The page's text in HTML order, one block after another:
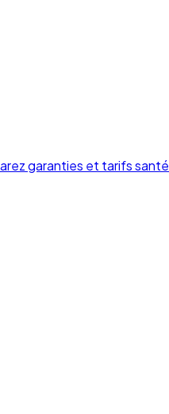
garanties et tarifs santé